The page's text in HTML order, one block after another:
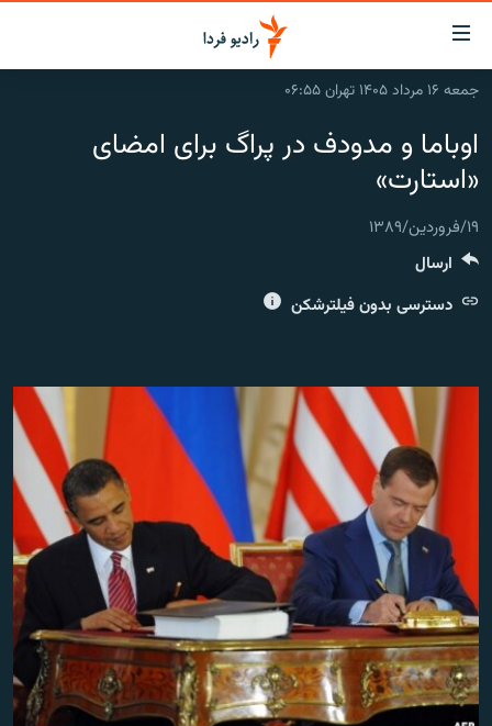
لینک‌های
قابلیت
دسترسی
بازگشت
منوی
اصلی
رفتن
به
صفحه
جستجو
ایران
جهان
رادیو
انتخاب کنید و بشنوید
برنامه‌های رادیویی
پادکست
چندرسانه‌ای
گزارش‌های ویدئویی
English
به ما بپیوندید
زبان‌های دیگر
جمعه ۱۶ مرداد ۱۴۰۵ تهران ۰۶:۵۵
اوباما و مدودف در پراگ برای امضای
«استارت»
۱۹/فروردین/۱۳۸۹
ارسال
دسترسی بدون فیلترشکن